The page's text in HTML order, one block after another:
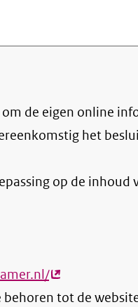
het
op de inhoud
(externe
link)
behoren tot de